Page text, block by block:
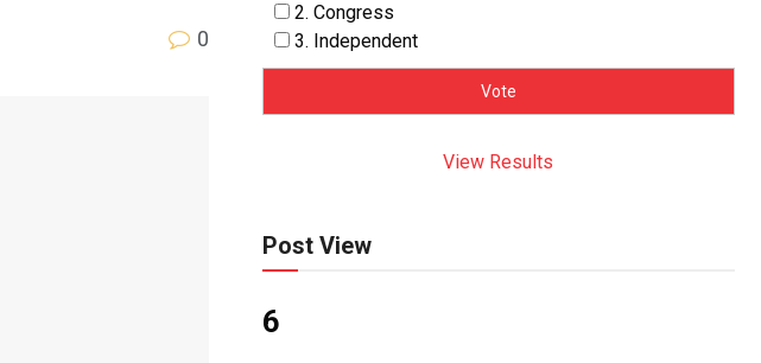
0
2. Congress
3. Independent
View Results
Post View
6